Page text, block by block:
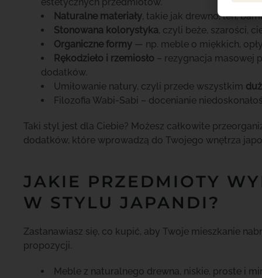
Naturalne materiały, takie jak drewno, len,
Stonowana kolorystyka, czyli beże, szarości,
Organiczne formy — np. meble o miękkich,
Rękodzieło i rzemiosło – rezygnacja masowej
dodatków.
Umiłowanie natury, czyli przede wszystkim
Filozofia Wabi-Sabi – docenianie
Taki styl jest dla Ciebie? Możesz całkowite
dodatków, które wprowadzą do Twojego wnętrza
JAKIE PRZEDMIOTY
W STYLU JAPANDI?
Zastanawiasz się, co kupić, aby Twoje mieszkanie
propozycji.
Meble z naturalnego drewna, niskie, proste i